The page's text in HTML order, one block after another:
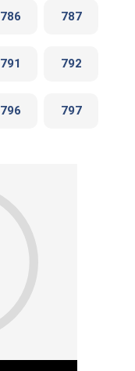
786 787
791 792
796 797